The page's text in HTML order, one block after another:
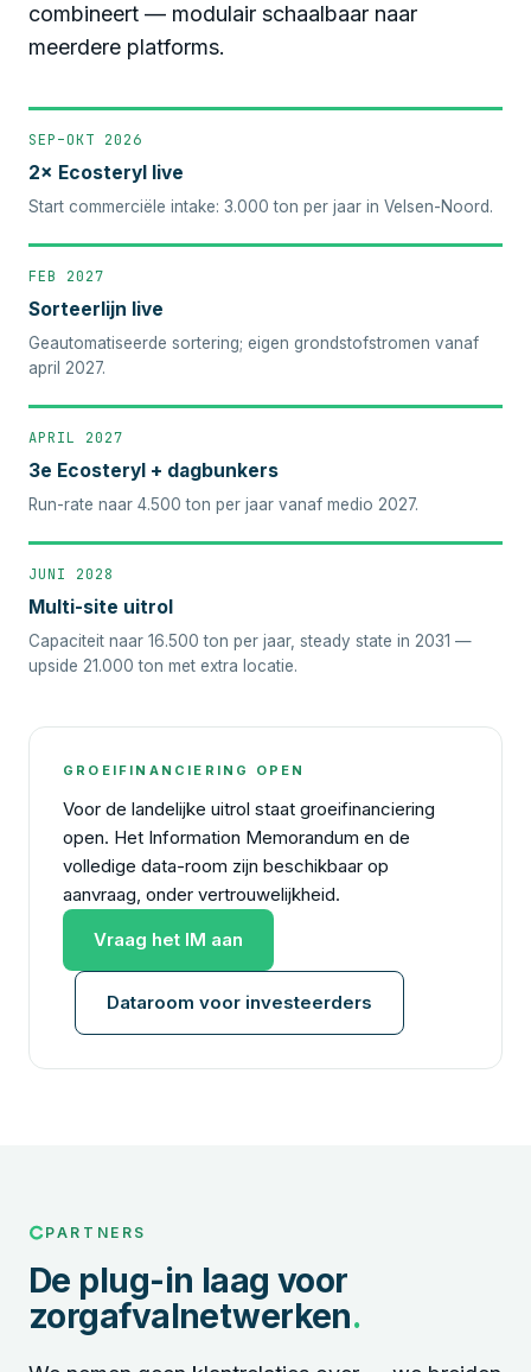
combineert — modulair schaalbaar naar
meerdere platforms.
SEP–OKT 2026
2× Ecosteryl live
Start commerciële intake: 3.000 ton per jaar in Velsen-Noord.
FEB 2027
Sorteerlijn live
Geautomatiseerde sortering; eigen grondstofstromen vanaf
april 2027.
APRIL 2027
3e Ecosteryl + dagbunkers
Run-rate naar 4.500 ton per jaar vanaf medio 2027.
JUNI 2028
Multi-site uitrol
Capaciteit naar 16.500 ton per jaar, steady state in 2031 —
upside 21.000 ton met extra locatie.
GROEIFINANCIERING OPEN
Voor de landelijke uitrol staat groeifinanciering
open. Het Information Memorandum en de
volledige data-room zijn beschikbaar op
aanvraag, onder vertrouwelijkheid.
Vraag het IM aan
Dataroom voor investeerders
PARTNERS
De plug-in laag voor
zorgafvalnetwerken.